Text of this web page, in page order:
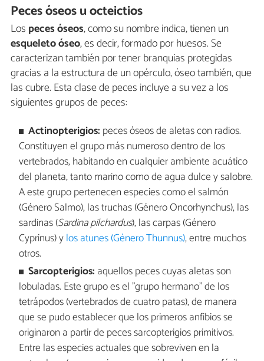
Peces óseos u octeictios
Los peces óseos, como su nombre indica, tienen un
esqueleto óseo, es decir, formado por huesos. Se
caracterizan también por tener branquias protegidas
gracias a la estructura de un opérculo, óseo también, que
las cubre. Esta clase de peces incluye a su vez a los
siguientes grupos de peces:
Actinopterigios: peces óseos de aletas con radios.
Constituyen el grupo más numeroso dentro de los
vertebrados, habitando en cualquier ambiente acuático
del planeta, tanto marino como de agua dulce y salobre.
A este grupo pertenecen especies como el salmón
(Género Salmo), las truchas (Género Oncorhynchus), las
sardinas (Sardina pilchardus), las carpas (Género
Cyprinus) ylos atunes (Género Thunnus), entre muchos
otros.
Sarcopterigios: aquellos peces cuyas aletas son
lobuladas. Este grupo es el "grupo hermano" de los
tetrápodos (vertebrados de cuatro patas), de manera
que se pudo establecer que los primeros anfibios se
originaron a partir de peces sarcopterigios primitivos.
Entre las especies actuales que sobreviven en la